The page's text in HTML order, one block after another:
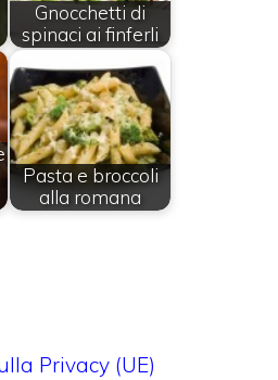
Gnocchetti di
spinaci ai finferli
Pasta e broccoli
alla romana
Privacy (UE)